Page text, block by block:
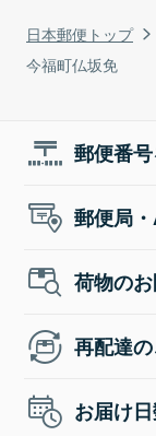
日本郵便トップ
今福町仏坂免
郵便番
郵便局
荷物の
再配達
お届け